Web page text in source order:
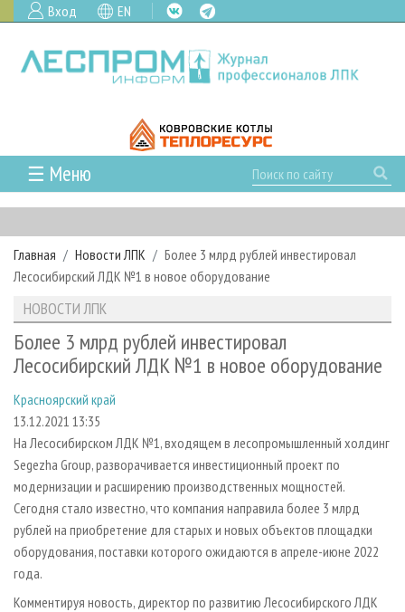
Вход EN
☰ Меню
ГЛАВНАЯ
РУБРИКИ И ТЕМЫ
РУБРИКИ ЖУРНАЛА
ЛЕСОЗАГОТОВКА
ЛЕСОПИЛЕНИЕ
СУШКА ДРЕВЕСИНЫ
ПРОИЗВОДСТВО ДРЕВЕСНЫХ ПЛИТ
ДЕРЕВЯННОЕ ДОМОСТРОЕНИЕ
ПРОИЗВОДСТВО МЕБЕЛИ
БИОЭНЕРГЕТИКА
ИНСТРУМЕНТ И МАТЕРИАЛЫ
НОВОСТИ
НОВОСТИ ЛПК
НОВОСТИ ЖУРНАЛА
ПРОЕКТЫ ЛПИ
АНАЛИТИКА
ПРЕДПРИЯТИЯ ЛПК
ПЕРСОНЫ
МОБИЛЬНЫЕ ВЫСТАВКИ
ОФИЦИАЛЬНЫЕ ДЕЛЕГАЦИИ
ПРИОРИТЕТНЫЕ ИНВЕСТПРОЕКТЫ
RUSSIAN FORESTRY REVIEW
БИБЛИОТЕКА СПЕЦИАЛИСТА
АРХИВ ЖУРНАЛОВ
О ЖУРНАЛЕ
ПОДПИСКА
КОНТАКТЫ
РЕКЛАМОДАТЕЛЯМ
РЕКЛАМА
РЕКЛАМА НА САЙТЕ
Главная Новости ЛПК
Более 3 млрд рублей инвестировал
Лесосибирский ЛДК №1 в новое оборудование
НОВОСТИ ЛПК
Более 3 млрд рублей инвестировал
Лесосибирский ЛДК №1 в новое оборудование
Красноярский край
13.12.2021 13:35
На Лесосибирском ЛДК №1, входящем в лесопромышленный холдинг
Segezha Group, разворачивается инвестиционный проект по
модернизации и расширению производственных мощностей.
Сегодня стало известно, что компания направила более 3 млрд
рублей на приобретение для старых и новых объектов площадки
оборудования, поставки которого ожидаются в апреле-июне 2022
года.
Комментируя новость, директор по развитию Лесосибирского ЛДК